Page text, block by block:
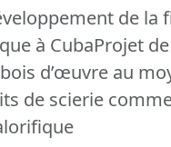
de la
à CubaProjet
d’œuvre au
de scierie